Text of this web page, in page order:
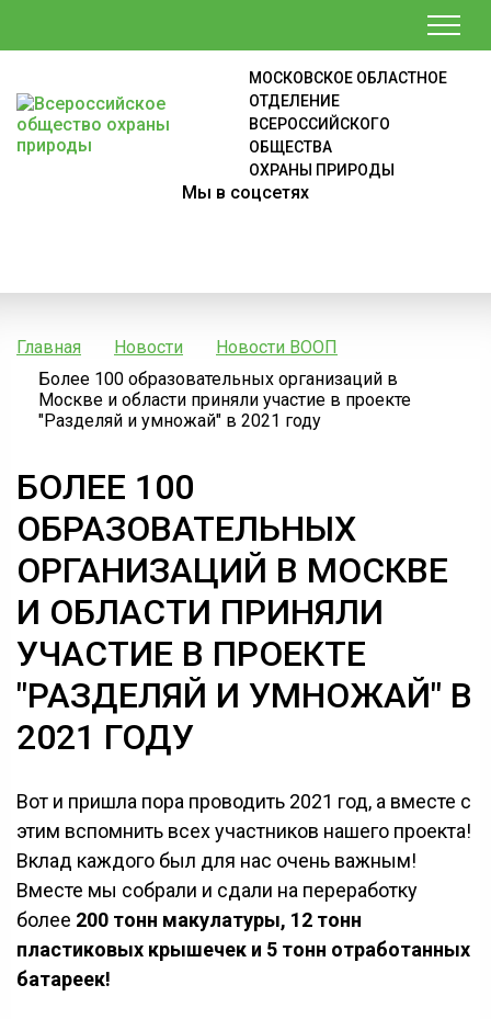
МОСКОВСКОЕ ОБЛАСТНОЕ
ОТДЕЛЕНИЕ
ВСЕРОССИЙСКОГО
ОБЩЕСТВА
ОХРАНЫ ПРИРОДЫ
Мы в соцсетях
Главная Новости
Новости ВООП
Более 100 образовательных организаций в
Москве и области приняли участие в проекте
"Разделяй и умножай" в 2021 году
БОЛЕЕ 100
ОБРАЗОВАТЕЛЬНЫХ
ОРГАНИЗАЦИЙ В МОСКВЕ
И ОБЛАСТИ ПРИНЯЛИ
УЧАСТИЕ В ПРОЕКТЕ
"РАЗДЕЛЯЙ И УМНОЖАЙ" В
2021 ГОДУ
Вот и пришла пора проводить 2021 год, а вместе с
этим вспомнить всех участников нашего проекта!
Вклад каждого был для нас очень важным!
Вместе мы собрали и сдали на переработку
более 200 тонн макулатуры, 12 тонн
пластиковых крышечек и 5 тонн отработанных
батареек!